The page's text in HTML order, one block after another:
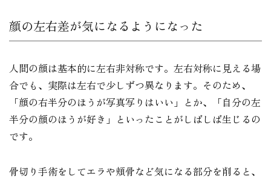
顔の左右差が気になるようになった
人間の顔は基本的に左右非対称です。左右対称に見える場
合でも、実際は左右で少しずつ異なります。そのため、
「顔の右半分のほうが写真写りはいい」とか、「自分の左
半分の顔のほうが好き」といったことがしばしば生じるの
です。
骨切り手術をしてエラや頬骨など気になる部分を削ると、